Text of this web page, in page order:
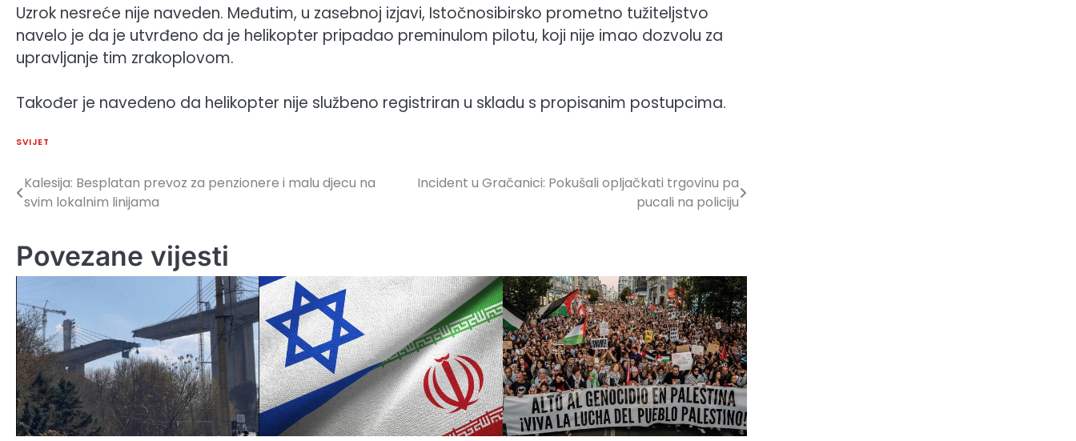
Uzrok nesreće nije naveden. Međutim, u zasebnoj izjavi, Istočnosibirsko prometno tužiteljstvo
navelo je da je utvrđeno da je helikopter pripadao preminulom pilotu, koji nije imao dozvolu za
upravljanje tim zrakoplovom.
Također je navedeno da helikopter nije službeno registriran u skladu s propisanim postupcima.
SVIJET
Navigacija
Kalesija: Besplatan prevoz za penzionere i malu djecu na
svim lokalnim linijama
Incident u Gračanici: Pokušali opljačkati trgovinu pa
pucali na policiju
Povezane vijesti